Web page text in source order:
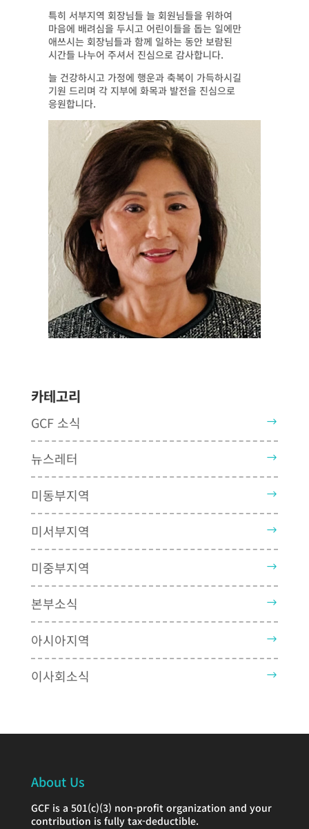
특히 서부지역 회장님들 늘 회원님들을 위하여
마음에 배려심을 두시고 어린이들을 돕는 일에만
애쓰시는 회장님들과 함께 일하는 동안 보람된
시간들 나누어 주셔서 진심으로 감사합니다.
늘 건강하시고 가정에 행운과 축복이 가득하시길
기원 드리며 각 지부에 화목과 발전을 진심으로
응원합니다.
카테고리
GCF 소식
뉴스레터
미동부지역
미서부지역
미중부지역
본부소식
아시아지역
이사회소식
About Us
GCF is a 501(c)(3) non-profit organization and your
contribution is fully tax-deductible.